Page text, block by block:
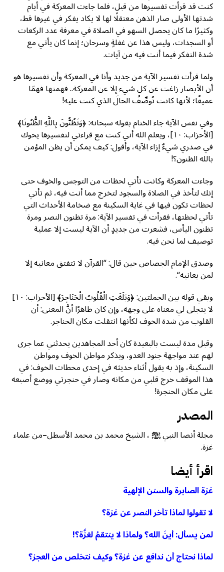
كنت قد قرأت تفسيرها من قبل، فلما جاءت المعركة في أيام
شدتها الأولى صار الذهن معتقلًا لها لا يكاد يفكر في غيرها قط،
وكثيرًا ما كان يحصل السهو في الصلاة في معرفة عدد الركعات
أو السجدات، وليس هذا عن غفلةٍ وسرحان؛ إنما كان يأتي مع
شدة التفكر فيما أنت فيه من آيات.
ولما قرأت تفسير الآية من جديد وأنا في المعركة وأن تفسيرها هو
أن الأبصار زاغت عن كل شيء إلا عن المعركة.. فهمتها فهمًا
عميقًا؛ لأنها كانت تُوصِّفُ الحالَ الذي كنت عليه!
وفي نفس الآية جاء الختام بقوله سبحانه: ﴿وَتَظُنُّونَ بِاللَّهِ الظُّنُونَا﴾
[الأحزاب: ١٠]، ويعلم الله أني كنت مع قراءتي لتفسيرها يحوك
في صدري شيءٌ إزاء الآية، وأقول: كيف يمكن أن يظن المؤمن
بالله الظنون؟!
وجاءت المعركة وكانت تأتي لحظات من التوجس والخوف حتى
إنك لتأخذ في الصلاة والسجود لتخرج مما أنت فيه، ثم تأتي
لحظات تكون فيها في غاية السكينة مع ضخامة الأحداث التي
تأتي لحظتها، فقرأت في تفسير الآية: مرة تظنون النصر ومرة
تظنون اليأس، فشعرت من جديدٍ أن الآية ليست إلا عملية
توصيف لما نحن فيه.
وصدق الإمام الجصاص حين قال: “القرآن لا تتفتق معانيه إلا
لمن يعانيه“.
وبقي قوله بين الجملتين: ﴿وَبَلَغَتِ الْقُلُوبُ الْحَنَاجِرَ﴾ [الأحزاب: ١٠]
لا يتجلى لي معناه على وجهه، وإن كان ظاهرًا أنَّ المعنى: أن
القلوب من شدة الخوف لكأنها انتقلت مكان الحناجر.
وقبل مدة ليست بالبعيدة كان أحد المجاهدين يحدثني عما جرى
لهم عند مواجهة جنود العدو، ويذكر مواطن الخوف ومواطن
السكينة، وإذ به يقول أثناء حديثه في إحدى محطات الخوف: في
هذا الموقف خرج قلبي من مكانه وصار في حنجرتي ووضع أصبعه
على مكان الحنجرة!
المصدر
مجلة أنصا النبي ﷺ ، الشيخ محمد بن محمد الأسطل–من علماء
غزة.
اقرأ أيضا
غزة الصابرة والسنن الإلهية
لا تقولوا لماذا تأخر النصر عن غزة؟
لمن يسأل: أينَ الله؟ ولماذا لا ينتقمُ لغزَّة؟!
لماذا نحتاج أن ندافع عن غزة؟ وكيف نتخلص من العجز؟